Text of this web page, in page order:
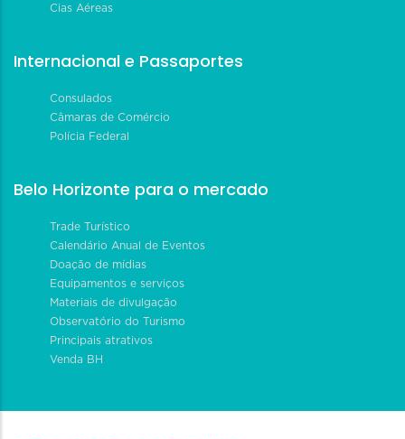
Cias Aéreas
Internacional e Passaportes
Consulados
Câmaras de Comércio
Polícia Federal
Belo Horizonte para o mercado
Trade Turístico
Calendário Anual de Eventos
Doação de mídias
Equipamentos e serviços
Materiais de divulgação
Observatório do Turismo
Principais atrativos
Venda BH